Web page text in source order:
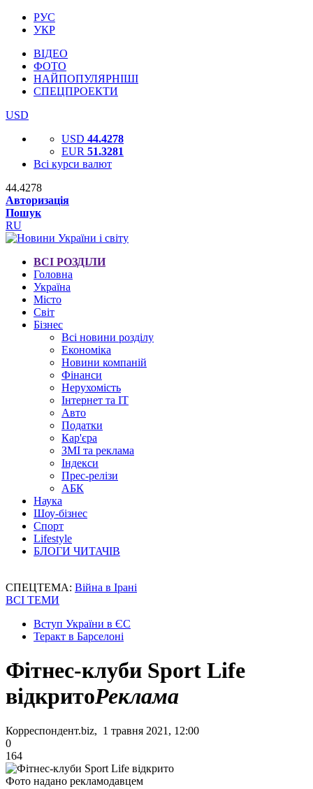
РУС
УКР
ВІДЕО
ФОТО
НАЙПОПУЛЯРНІШІ
СПЕЦПРОЕКТИ
USD
USD 44.4278
EUR 51.3281
Всі курси валют
44.4278
Авторизація
Пошук
RU
ВСІ РОЗДІЛИ
Головна
Україна
Місто
Світ
Бізнес
Всі новини розділу
Економіка
Новини компаній
Фінанси
Нерухомість
Інтернет та IT
Авто
Податки
Кар'єра
ЗМІ та реклама
Індекси
Прес-релізи
АБК
Наука
Шоу-бізнес
Спорт
Lifestyle
БЛОГИ ЧИТАЧІВ
СПЕЦТЕМА: Війна в Ірані
ВСІ ТЕМИ
Вступ України в ЄС
Теракт в Барселоні
Фітнес-клуби Sport Life
відкритоРеклама
Корреспондент.biz, 1 травня 2021, 12:00
0
164
Фото надано рекламодавцем